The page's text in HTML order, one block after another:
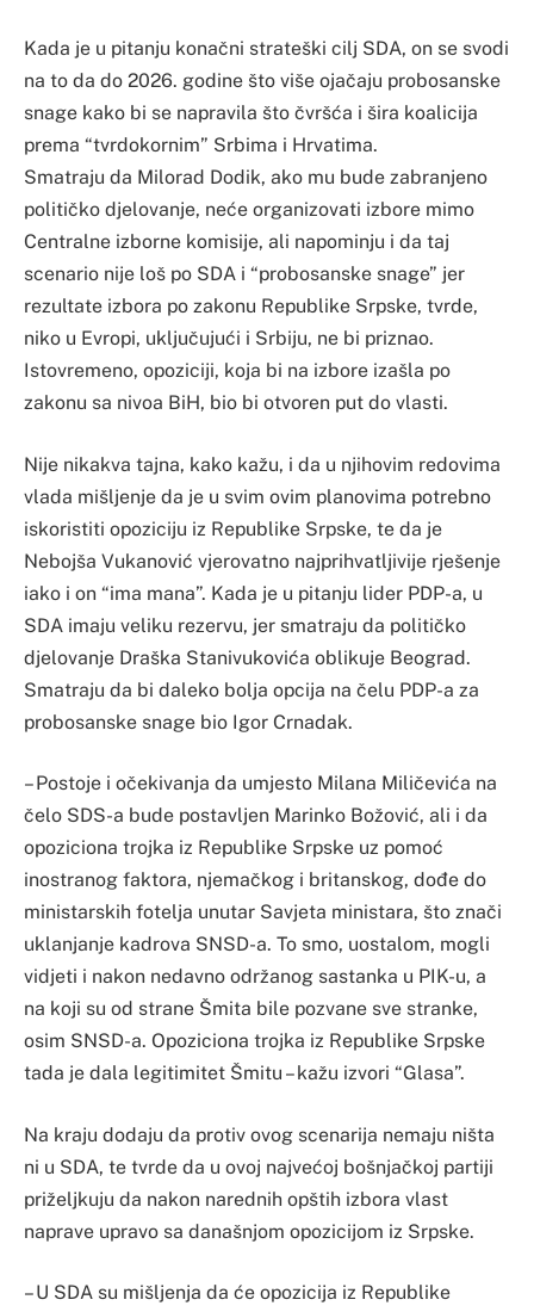
Kada je u pitanju konačni strateški cilj SDA, on se svodi
na to da do 2026. godine što više ojačaju probosanske
snage kako bi se napravila što čvršća i šira koalicija
prema “tvrdokornim” Srbima i Hrvatima.
Smatraju da Milorad Dodik, ako mu bude zabranjeno
političko djelovanje, neće organizovati izbore mimo
Centralne izborne komisije, ali napominju i da taj
scenario nije loš po SDA i “probosanske snage” jer
rezultate izbora po zakonu Republike Srpske, tvrde,
niko u Evropi, uključujući i Srbiju, ne bi priznao.
Istovremeno, opoziciji, koja bi na izbore izašla po
zakonu sa nivoa BiH, bio bi otvoren put do vlasti.
Nije nikakva tajna, kako kažu, i da u njihovim redovima
vlada mišljenje da je u svim ovim planovima potrebno
iskoristiti opoziciju iz Republike Srpske, te da je
Nebojša Vukanović vjerovatno najprihvatljivije rješenje
iako i on “ima mana”. Kada je u pitanju lider PDP-a, u
SDA imaju veliku rezervu, jer smatraju da političko
djelovanje Draška Stanivukovića oblikuje Beograd.
Smatraju da bi daleko bolja opcija na čelu PDP-a za
probosanske snage bio Igor Crnadak.
– Postoje i očekivanja da umjesto Milana Miličevića na
čelo SDS-a bude postavljen Marinko Božović, ali i da
opoziciona trojka iz Republike Srpske uz pomoć
inostranog faktora, njemačkog i britanskog, dođe do
ministarskih fotelja unutar Savjeta ministara, što znači
uklanjanje kadrova SNSD-a. To smo, uostalom, mogli
vidjeti i nakon nedavno održanog sastanka u PIK-u, a
na koji su od strane Šmita bile pozvane sve stranke,
osim SNSD-a. Opoziciona trojka iz Republike Srpske
tada je dala legitimitet Šmitu – kažu izvori “Glasa”.
Na kraju dodaju da protiv ovog scenarija nemaju ništa
ni u SDA, te tvrde da u ovoj najvećoj bošnjačkoj partiji
priželjkuju da nakon narednih opštih izbora vlast
naprave upravo sa današnjom opozicijom iz Srpske.
– U SDA su mišljenja da će opozicija iz Republike